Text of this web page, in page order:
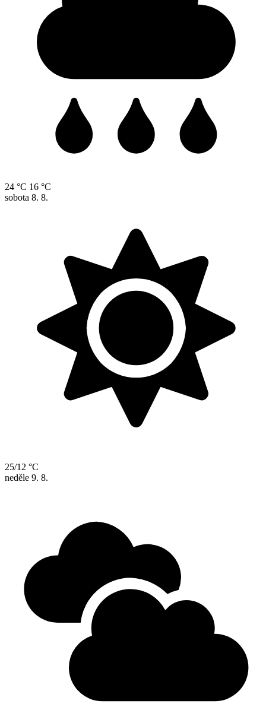
24 °C 16 °C
sobota 8. 8.
25/12 °C
neděle 9. 8.